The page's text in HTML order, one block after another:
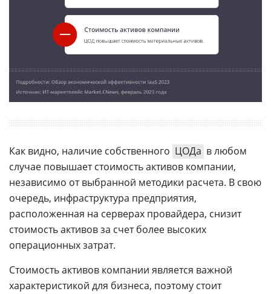
Как видно, наличие собственного ЦОДа в любом
случае повышает стоимость активов компании,
независимо от выбранной методики расчета. В свою
очередь, инфраструктура предприятия,
расположенная на серверах провайдера, снизит
стоимость активов за счет более высоких
операционных затрат.
Стоимость активов компании является важной
характеристикой для бизнеса, поэтому стоит